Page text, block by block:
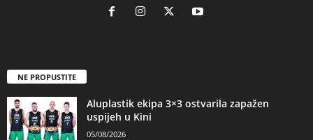
NE PROPUSTITE
Aluplastik ekipa 3×3 ostvarila zapažen
uspijeh u Kini
05/08/2026